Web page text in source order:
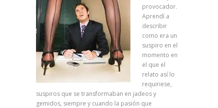
provocador.
Aprendí a
describir
como era un
suspiro en el
momento en
el que el
relato así lo
requiriese,
suspiros que se transformaban en jadeos y
gemidos, siempre y cuando la pasión que